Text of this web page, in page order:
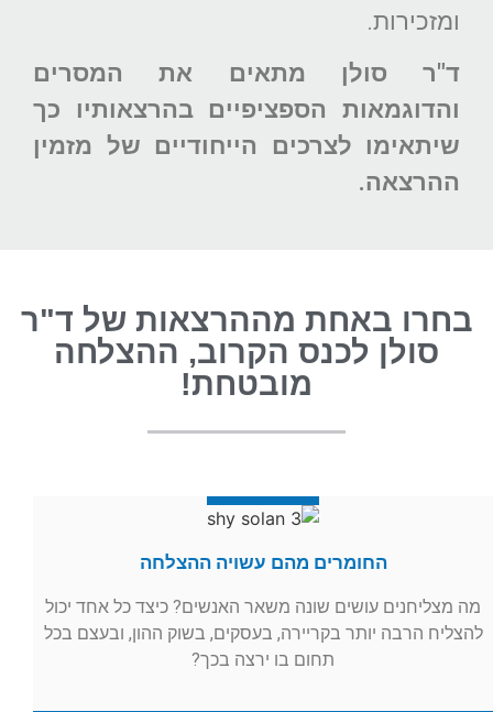
ומזכירות.
ד"ר סולן מתאים את המסרים
והדוגמאות הספציפיים בהרצאותיו כך
שיתאימו לצרכים הייחודיים של מזמין
ההרצאה.
בחרו באחת מההרצאות של ד"ר
סולן לכנס הקרוב, ההצלחה
מובטחת!
החומרים מהם עשויה ההצלחה
מה מצליחנים עושים שונה משאר האנשים? כיצד כל אחד יכול
להצליח הרבה יותר בקריירה, בעסקים, בשוק ההון, ובעצם בכל
תחום בו ירצה בכך?